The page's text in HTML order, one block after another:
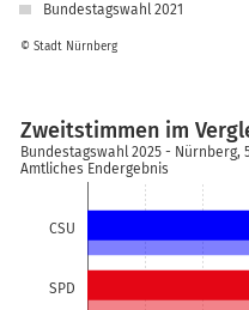
© Stadt Nürnberg
Bundestagswahl 2021
CSU
SPD
Zweitstimmen im
Bundestagswahl 2025 - Nürnberg,
Amtliches Endergebnis